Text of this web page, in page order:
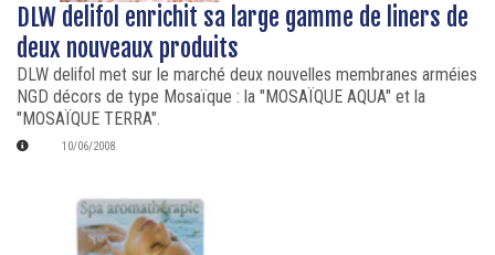
DLW delifol enrichit sa large gamme de liners de
deux nouveaux produits
DLW delifol met sur le marché deux nouvelles membranes arméies
NGD décors de type Mosaïque : la "MOSAÏQUE AQUA" et la
"MOSAÏQUE TERRA".
10/06/2008